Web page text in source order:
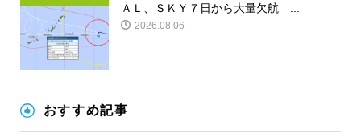
ＡＬ、ＳＫＹ７日から大量欠航 ...
2026.08.06
おすすめ記事